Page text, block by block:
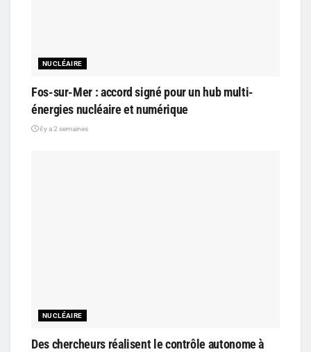
NUCLÉAIRE
Fos-sur-Mer : accord signé pour un hub multi-
énergies nucléaire et numérique
il y a 2 semaines
NUCLÉAIRE
Des chercheurs réalisent le contrôle autonome à